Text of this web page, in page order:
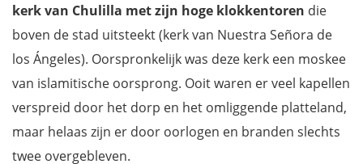
kerk van Chulilla met zijn hoge klokkentoren die
boven de stad uitsteekt (kerk van Nuestra Señora de
los Ángeles). Oorspronkelijk was deze kerk een moskee
van islamitische oorsprong. Ooit waren er veel kapellen
verspreid door het dorp en het omliggende platteland,
maar helaas zijn er door oorlogen en branden slechts
twee overgebleven.